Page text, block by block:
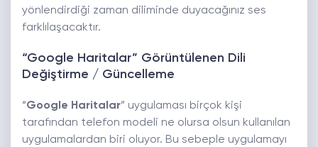
yönlendirdiği zaman diliminde duyacağınız ses
farklılaşacaktır.
“Google Haritalar” Görüntülenen Dili
Değiştirme / Güncelleme
“Google Haritalar” uygulaması birçok kişi
tarafından telefon modeli ne olursa olsun kullanılan
uygulamalardan biri oluyor. Bu sebeple uygulamayı